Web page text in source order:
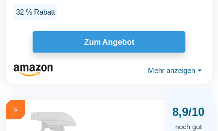
32 % Rabatt
Zum Angebot
Mehr anzeigen ⏷
5 8,9/10
noch gut